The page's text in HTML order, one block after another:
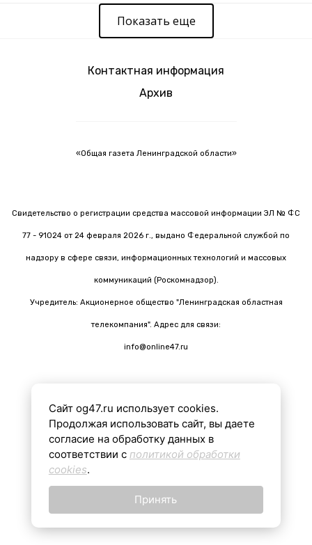
Показать еще
Контактная информация
Архив
«Общая газета Ленинградской области»
Свидетельство о регистрации средства массовой информации ЭЛ № ФС
77 - 91024 от 24 февраля 2026 г., выдано Федеральной службой по
надзору в сфере связи, информационных технологий и массовых
коммуникаций (Роскомнадзор).
Учредитель: Акционерное общество "Ленинградская областная
телекомпания". Адрес для связи:
info@online47.ru
Все материалы на сайте подготовлены с помощью ИИ
16+
Сайт og47.ru использует cookies.
Продолжая использовать сайт, вы даете
согласие на обработку данных в
соответствии с политикой обработки
cookies.
Принять